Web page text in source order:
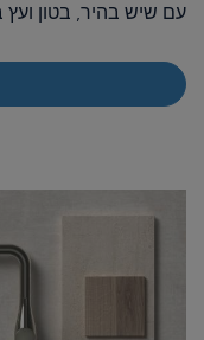
עם שיש בהיר, בטון ועץ